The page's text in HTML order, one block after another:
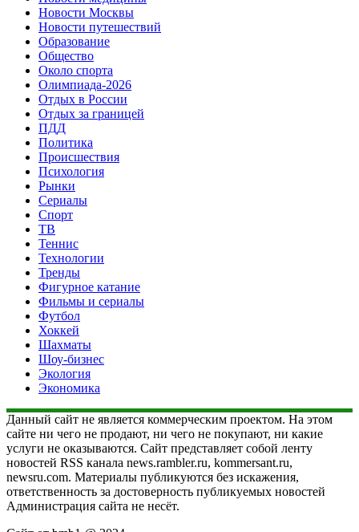
Новости Москвы
Новости путешествий
Образование
Общество
Около спорта
Олимпиада-2026
Отдых в России
Отдых за границей
ПДД
Политика
Происшествия
Психология
Рынки
Сериалы
Спорт
ТВ
Теннис
Технологии
Тренды
Фигурное катание
Фильмы и сериалы
Футбол
Хоккей
Шахматы
Шоу-бизнес
Экология
Экономика
Данный сайт не является коммерческим проектом. На этом
сайте ни чего не продают, ни чего не покупают, ни какие
услуги не оказываются. Сайт представляет собой ленту
новостей RSS канала news.rambler.ru, kommersant.ru,
newsru.com. Материалы публикуются без искажения,
ответственность за достоверность публикуемых новостей
Администрация сайта не несёт.